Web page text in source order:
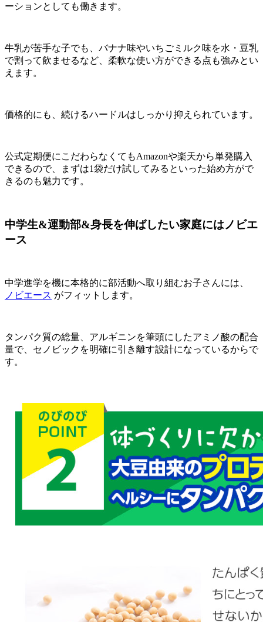
ーションとしても働きます。
牛乳が苦手な子でも、バナナ味やいちごミルク味を水・豆乳
で割って飲ませるなど、柔軟な使い方ができる点も強みとい
えます。
価格的にも、続けるハードルはしっかり抑えられています。
公式定期便にこだわらなくてもAmazonや楽天から単発購入
できるので、まずは1袋だけ試してみるといった始め方がで
きるのも魅力です。
中学生&運動部&身長を伸ばしたい家庭にはノビエ
ース
中学進学を機に本格的に部活動へ取り組むお子さんには、
ノビエース がフィットします。
タンパク質の総量、アルギニンを筆頭にしたアミノ酸の配合
量で、セノビックを明確に引き離す設計になっているからで
す。